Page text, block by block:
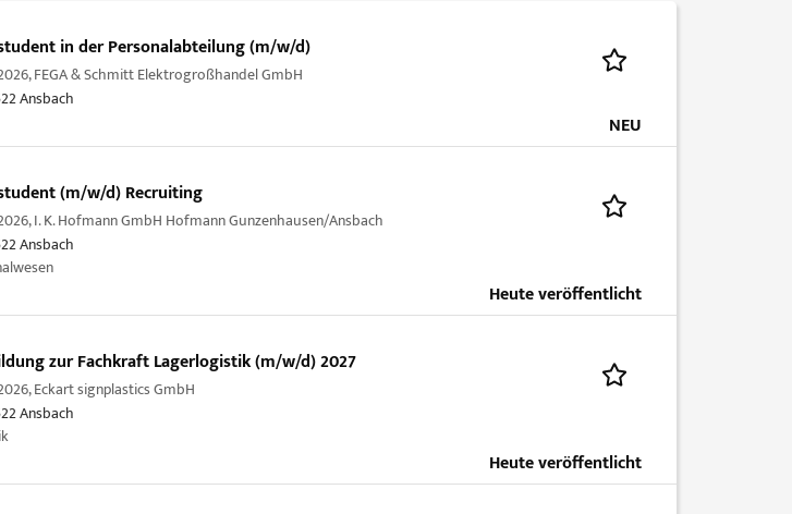
in der Personalabteilung (m/w/d)
FEGA & Schmitt Elektrogroßhandel GmbH
Ansbach
NEU
(m/w/d) Recruiting
I. K. Hofmann GmbH Hofmann Gunzenhausen/Ansbach
Ansbach
Heute veröffentlicht
zur Fachkraft Lagerlogistik (m/w/d) 2027
Eckart signplastics GmbH
Ansbach
Heute veröffentlicht